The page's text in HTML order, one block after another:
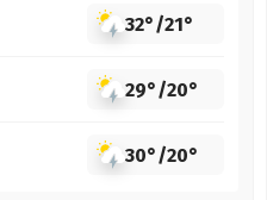
32°/21°
29°/20°
30°/20°